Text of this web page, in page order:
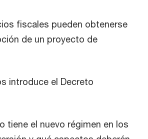
fiscales pueden obtenerse
de un proyecto de
introduce el Decreto
tiene el nuevo régimen en los